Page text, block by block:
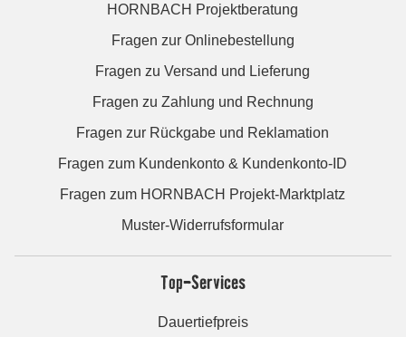
HORNBACH Projektberatung
Fragen zur Onlinebestellung
Fragen zu Versand und Lieferung
Fragen zu Zahlung und Rechnung
Fragen zur Rückgabe und Reklamation
Fragen zum Kundenkonto & Kundenkonto-ID
Fragen zum HORNBACH Projekt-Marktplatz
Muster-Widerrufsformular
Top-Services
Dauertiefpreis